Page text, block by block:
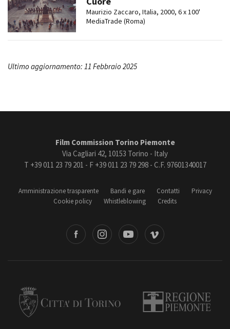
Maurizio Zaccaro, Italia, 2000, 6 x 100'
MediaTrade (Roma)
Ultimo aggiornamento: 11 Febbraio 2025
Film Commission Torino Piemonte
Via Cagliari 42, 10153 Torino - Italy
T +39 011 23 79 201 - F +39 011 23 79 298 - C.F. 97601340017
Amministrazione trasparente Bandi e gare Contatti
Privacy
Cookie policy
Whistleblowing Credits
Vimeo
Regione Piemonte